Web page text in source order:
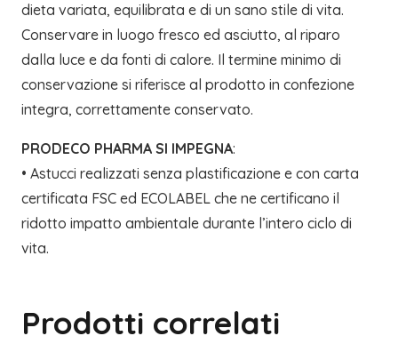
dieta variata, equilibrata e di un sano stile di vita.
Conservare in luogo fresco ed asciutto, al riparo
dalla luce e da fonti di calore. Il termine minimo di
conservazione si riferisce al prodotto in confezione
integra, correttamente conservato.
PRODECO PHARMA SI IMPEGNA:
• Astucci realizzati senza plastificazione e con carta
certificata FSC ed ECOLABEL che ne certificano il
ridotto impatto ambientale durante l’intero ciclo di
vita.
Prodotti correlati